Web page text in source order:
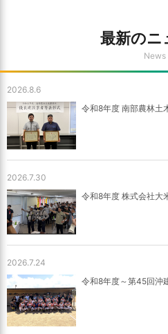
最新のニ
News
2026.8.6
令和8年度 南部農林
2026.7.30
令和8年度 株式会社大
2026.7.24
令和8年度～第45回沖